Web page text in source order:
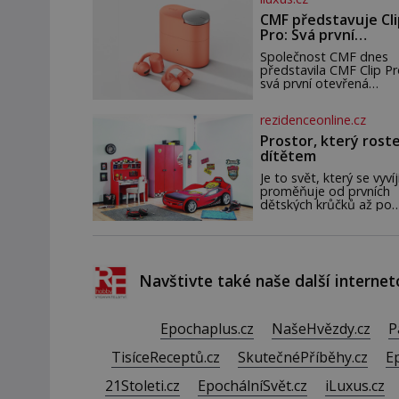
rozdílem, že nejde
infekce parazitickou
houbou a že predátor
dokáže ovládat jen
vývojově nesrovnatelně
jednodušší živočichy, než
nemožného ani v naší
přírodě.
CMF představuje
Pro: Svá první
otevřená sluchátka
Společnost CMF dnes
představila CMF Clip
svá první otevřená
poslechu, který působí
stejně přirozeně, jako
CMF Clip Pro jsou
pro lid
rezidenceonline.cz
Prostor, který
dítětem
Je to svět, který se
proměňuje od prvních
dětských krůčků až po
reaguje na každou etapu
života a specifické
měkkost a bezpečí,
by pokoj miminka měl
působit především
útulně. Předškolní věk
Navštivte také naše další
Epochaplus.cz NašeHvězdy.cz
TisíceReceptů.cz
SkutečnéPříběhy.cz
21Stoleti.cz
EpochálníSvět.cz iLuxus.cz